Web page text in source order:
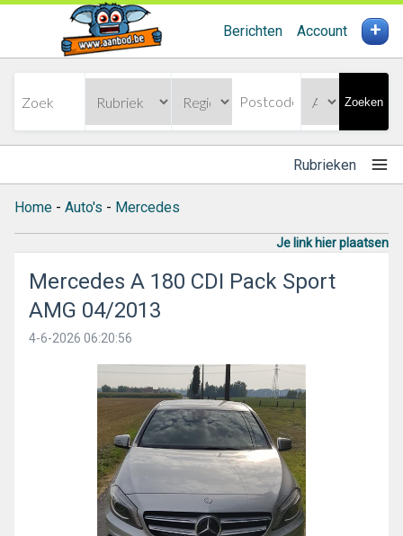
Berichten Account +
Zoeken
Rubrieken
Home - Auto's - Mercedes
Je link hier plaatsen
Mercedes A 180 CDI Pack Sport
AMG 04/2013
4-6-2026 06:20:56